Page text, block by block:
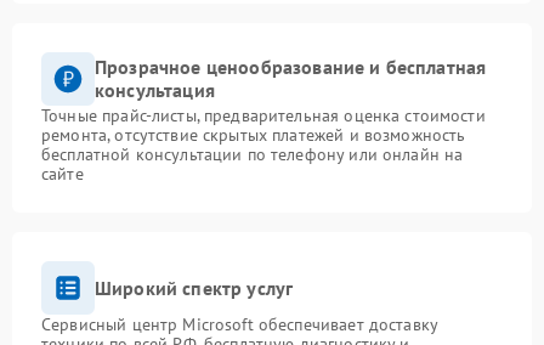
Прозрачное ценообразование и бесплатная
консультация
Точные прайс-листы, предварительная оценка стоимости
ремонта, отсутствие скрытых платежей и возможность
бесплатной консультации по телефону или онлайн на
сайте
Широкий спектр услуг
Сервисный центр Microsoft обеспечивает доставку